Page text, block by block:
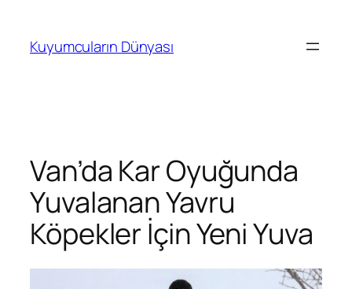
Kuyumcuların Dünyası
Van’da Kar Oyuğunda
Yuvalanan Yavru
Köpekler İçin Yeni Yuva